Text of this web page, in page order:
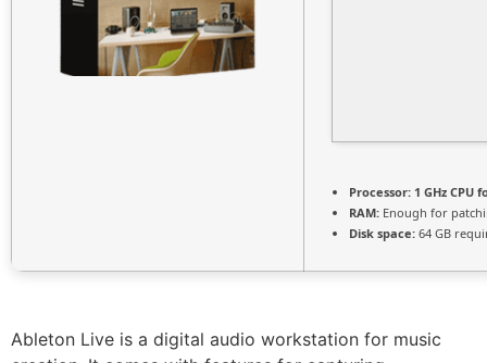
Processor: 1 GHz CPU
RAM: Enough for
Disk space: 64 GB
Ableton Live is a digital audio workstation for music